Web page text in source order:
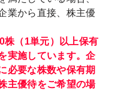
業から直接、株主優
株（1単元）以上保有
実施しています。企
必要な株数や保有期
主優待をご希望の場